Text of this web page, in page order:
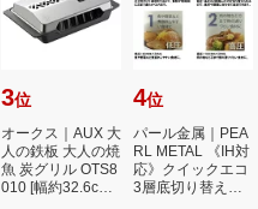
3位
オークス｜AUX 大
人の鉄板 大人の焼
魚 炭グリル OTS8
010 [幅約32.6cm×
4位
パール金属｜PEA
RL METAL 《IH対
応》クイックエコ
3層底切り替え式